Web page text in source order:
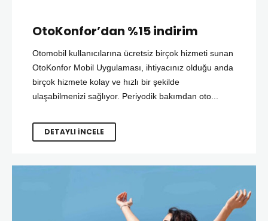
OtoKonfor’dan %15 indirim
Otomobil kullanıcılarına ücretsiz birçok hizmeti sunan
OtoKonfor Mobil Uygulaması, ihtiyacınız olduğu anda
birçok hizmete kolay ve hızlı bir şekilde
ulaşabilmenizi sağlıyor. Periyodik bakımdan oto...
DETAYLI İNCELE